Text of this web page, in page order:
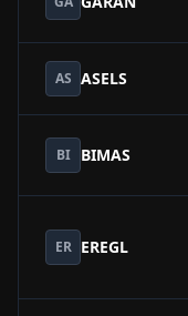
AS ASELS
BI BIMAS
ER EREGL